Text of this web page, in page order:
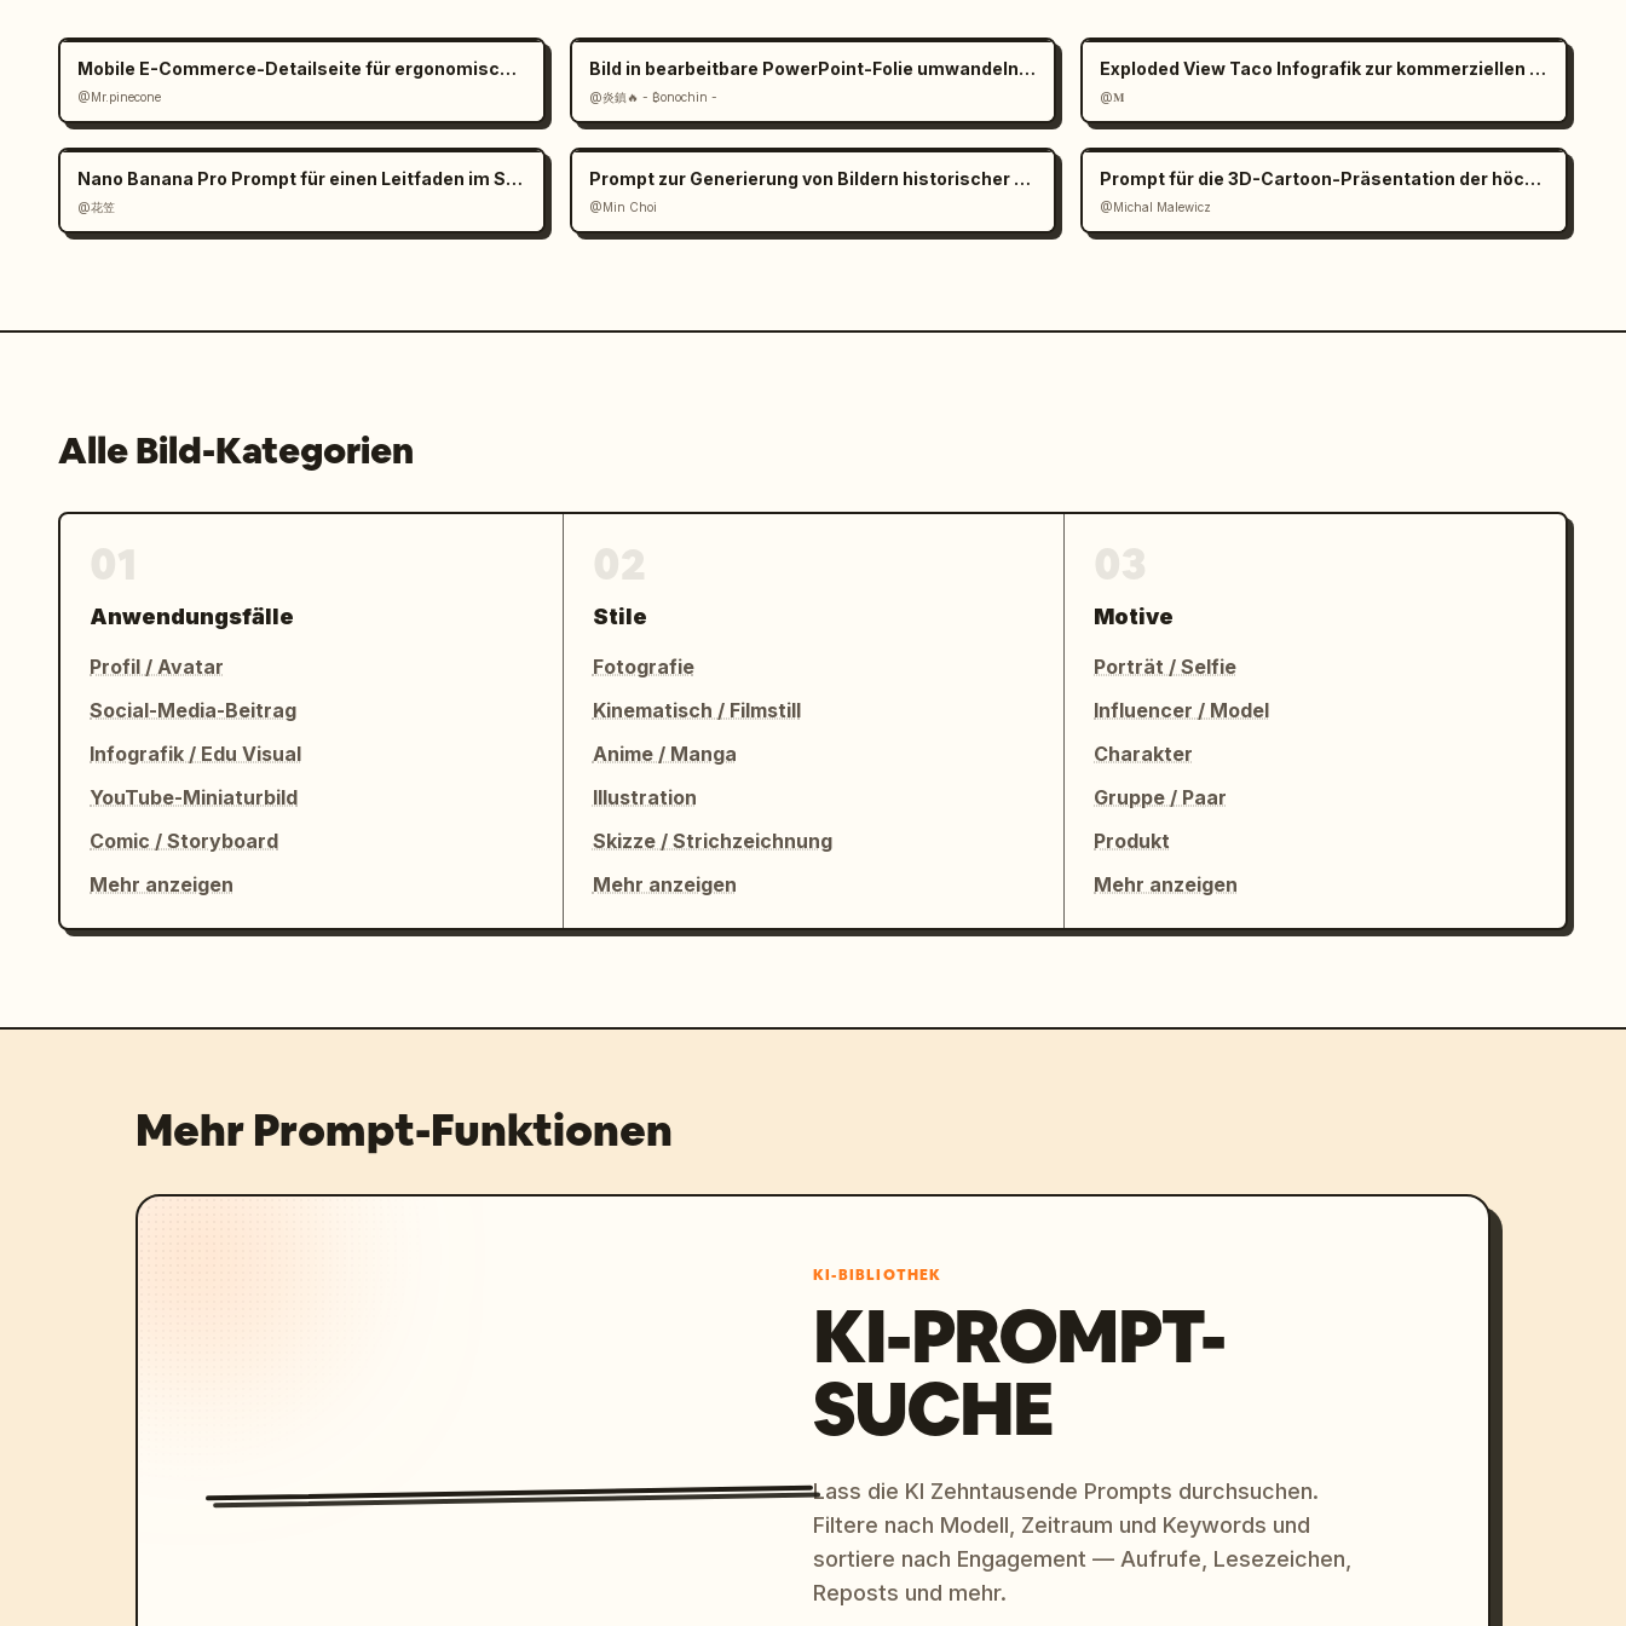
Mobile E-Commerce-Detailseite für ergonomischen Bürostuhl
@Mr.pinecone
Bild in bearbeitbare PowerPoint-Folie umwandeln Prompt
@炎鎮🔥 - ₿onochin -
Exploded View Taco Infografik zur kommerziellen Nutzung
@𝐌
Nano Banana Pro Prompt für einen Leitfaden im Stil eines Strategie-Guides
@花笠
Prompt zur Generierung von Bildern historischer Orte
@Min Choi
Prompt für die 3D-Cartoon-Präsentation der höchsten Gebäude der Stadt
@Michal Malewicz
Alle Bild-Kategorien
Anwendungsfälle
Profil / Avatar
Social-Media-Beitrag
Infografik / Edu Visual
YouTube-Miniaturbild
Comic / Storyboard
Mehr anzeigen
Stile
Fotografie
Kinematisch / Filmstill
Anime / Manga
Illustration
Skizze / Strichzeichnung
Mehr anzeigen
Motive
Porträt / Selfie
Influencer / Model
Charakter
Gruppe / Paar
Produkt
Mehr anzeigen
Mehr Prompt-Funktionen
KI-BIBLIOTHEK
KI-PROMPT-
SUCHE
Lass die KI Zehntausende Prompts durchsuchen.
Filtere nach Modell, Zeitraum und Keywords und
sortiere nach Engagement — Aufrufe, Lesezeichen,
Reposts und mehr.